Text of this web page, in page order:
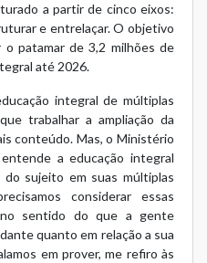
a partir de cinco eixos:
e entrelaçar. O objetivo
patamar de 3,2 milhões de
até 2026.
integral de múltiplas
trabalhar a ampliação da
conteúdo. Mas, o Ministério
a educação integral
sujeito em suas múltiplas
considerar essas
sentido do que a gente
quanto em relação a sua
em prover, me refiro às